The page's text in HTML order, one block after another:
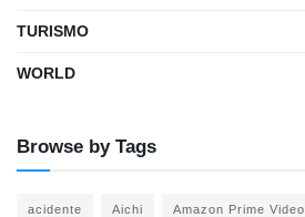
TURISMO
WORLD
Browse by Tags
acidente Aichi Amazon Prime Video